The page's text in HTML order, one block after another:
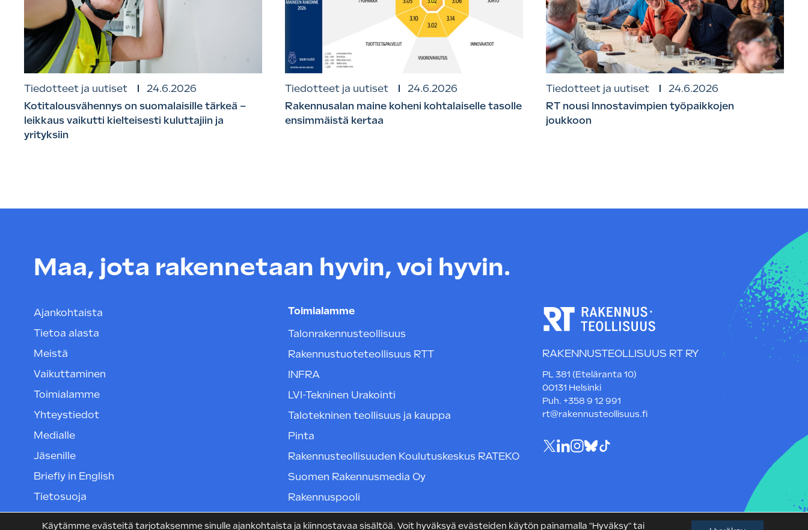
Tiedotteet ja uutiset
24.6.2026
Kotitalousvähennys on suomalaisille tärkeä –
leikkaus vaikutti kielteisesti kuluttajiin ja
yrityksiin
Tiedotteet ja uutiset
24.6.2026
Rakennusalan maine koheni kohtalaiselle tasolle
ensimmäistä kertaa
Tiedotteet ja uutiset
24.6.2026
RT nousi Innostavimpien työpaikkojen
joukkoon
Maa, jota rakennetaan hyvin, voi hyvin.
Ajankohtaista
Tietoa alasta
Meistä
Vaikuttaminen
Toimialamme
Yhteystiedot
Medialle
Jäsenille
Briefly in English
Tietosuoja
Toimialamme
Talonrakennusteollisuus
Rakennustuoteteollisuus RTT
INFRA
LVI-Tekninen Urakointi
Talotekninen teollisuus ja kauppa
Pinta
Rakennusteollisuuden Koulutuskeskus RATEKO
Suomen Rakennusmedia Oy
Rakennuspooli
RAKENNUSTEOLLISUUS RT RY
PL 381 (Eteläranta 10)
00131 Helsinki
Puh. +358 9 12 991
rt@rakennusteollisuus.fi
Käytämme evästeitä tarjotaksemme sinulle ajankohtaista ja kiinnostavaa sisältöä. Voit hyväksyä evästeiden käytön painamalla "Hyväksy" tai